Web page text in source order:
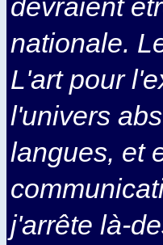
devraient
nationale.
L'art pour
l'univers
langues, et
j'arrête là-